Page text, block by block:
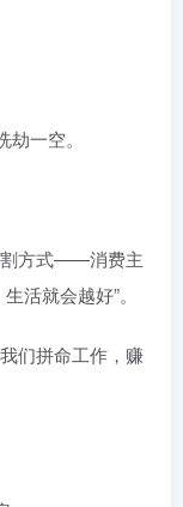
一空。
割方式——消费主
活就会越好”。
们拼命工作，赚